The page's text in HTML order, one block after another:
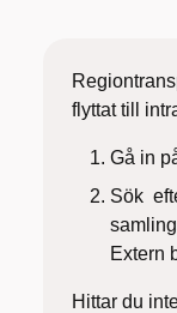
flyttat till
Gå in
Sök
Extern
Hittar du